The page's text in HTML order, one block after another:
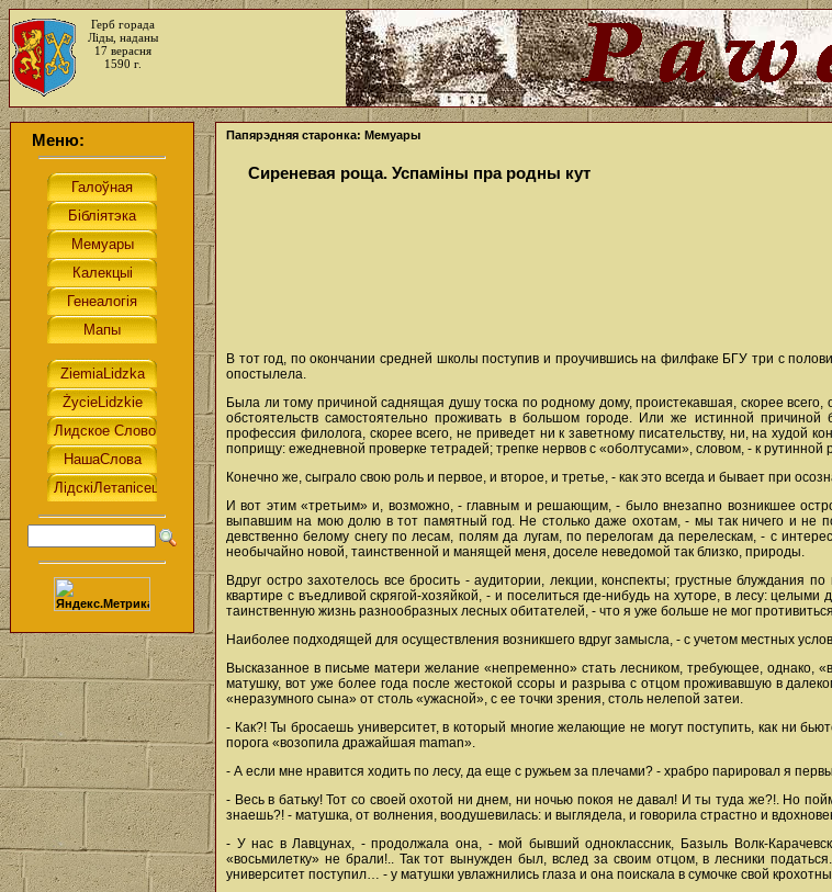
Герб горада
Ліды, наданы
17 верасня
1590 г.
Меню: Папярэдняя старонка: Мемуары
Сиреневая роща. Успаміны пра родны кут
В тот год, по окончании средней школы поступив и проучившись на филфаке БГУ три с
опостылела.
Была ли тому причиной саднящая душу тоска по родному дому, проистекавшая, скорее всего,
обстоятельств самостоятельно проживать в большом городе. Или же истинной
профессия филолога, скорее всего, не приведет ни к заветному писательству, ни, на худой
поприщу: ежедневной проверке тетрадей; трепке нервов с «оболтусами», словом, - к
Конечно же, сыграло свою роль и первое, и второе, и третье, - как это всегда и бывает при
И вот этим «третьим» и, возможно, - главным и решающим, - было внезапно возникшее
выпавшим на мою долю в тот памятный год. Не столько даже охотам, - мы так ничего и не
девственно белому снегу по лесам, полям да лугам, по перелогам да перелескам, - с
необычайно новой, таинственной и манящей меня, доселе неведомой так близко, природы.
Вдруг остро захотелось все бросить - аудитории, лекции, конспекты; грустные
квартире с въедливой скрягой-хозяйкой, - и поселиться где-нибудь на хуторе, в лесу:
таинственную жизнь разнообразных лесных обитателей, - что я уже больше не мог
Наиболее подходящей для осуществления возникшего вдруг замысла, - с учетом местных
Высказанное в письме матери желание «непременно» стать лесником, требующее,
матушку, вот уже более года после жестокой ссоры и разрыва с отцом проживавшую в
«неразумного сына» от столь «ужасной», с ее точки зрения, столь нелепой затеи.
- Как?! Ты бросаешь университет, в который многие желающие не могут поступить, как ни
порога «возопила дражайшая maman».
- А если мне нравится ходить по лесу, да еще с ружьем за плечами? - храбро парировал я
- Весь в батьку! Тот со своей охотой ни днем, ни ночью покоя не давал! И ты туда же?!. Но
знаешь?! - матушка, от волнения, воодушевилась: и выглядела, и говорила страстно и
- У нас в Лавцунах, - продолжала она, - мой бывший одноклассник, Базыль Волк-
«восьмилетку» не брали!.. Так тот вынужден был, вслед за своим отцом, в лесники
университет поступил… - у матушки увлажнились глаза и она поискала в сумочке свой